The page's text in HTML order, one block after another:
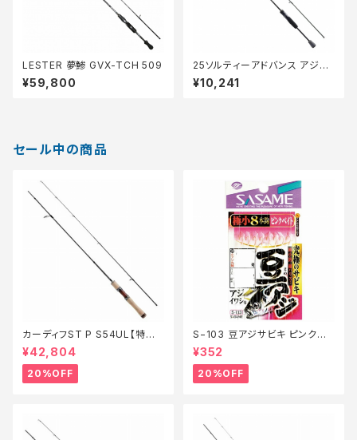
LESTER 夢鯵 GVX-TCH 509
¥59,800
25ソルティーアドバンス アジン
グ S58UL-S
¥10,241
セール中の商品
カーディフST P S54UL【特価
ロッド】【20】
¥42,804
20%OFF
S−103 豆アジサビキ ピンクベ
イト 1【特価仕掛】【20】
¥352
20%OFF